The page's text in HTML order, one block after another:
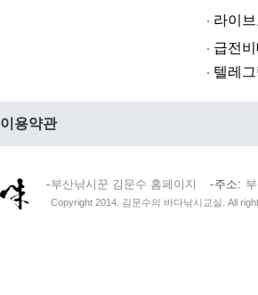
라­이브토­
급전비대면
텔레그램
이용약관
부산낚시꾼 김문수 홈페이지 주소
Copyright 2014. 김문수의 바다낚시교실. All